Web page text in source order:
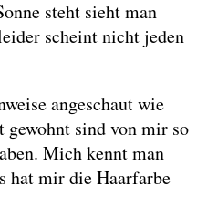
steht sieht man
scheint nicht jeden
angeschaut wie
sind von mir so
Mich kennt man
hat mir die Haarfarbe